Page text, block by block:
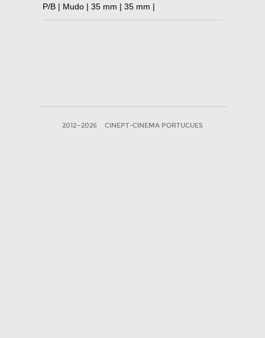
P/B | Mudo | 35 mm | 35 mm |
2012—2026 CINEPT-CINEMA PORTUGUES